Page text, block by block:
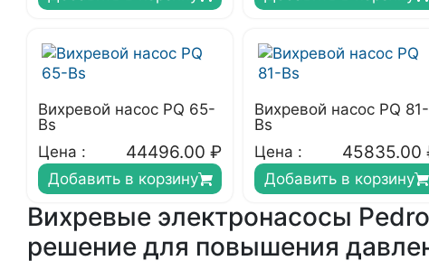
Вихревой насос PQ 65-
Bs
Цена :
44496.00 ₽
Добавить в корзину
Вихревой насос PQ 81-
Bs
Цена :
45835.00
Добавить в корзину
Вихревые электронасосы
решение для повышения